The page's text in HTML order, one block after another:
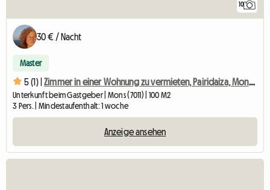
10
30 € / Nacht
Master
5 (1) | Zimmer in einer Wohnung zu vermieten, Pairidaiza, Mons, Ath
Unterkunft beim Gastgeber | Mons (7011) | 100 M2
3 Pers. | Mindestaufenthalt: 1 woche
Anzeige ansehen